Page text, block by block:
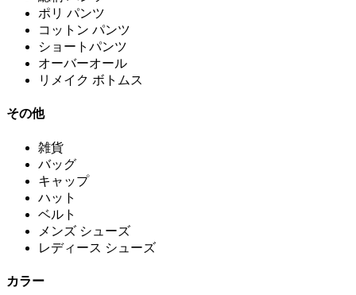
ポリ パンツ
コットン パンツ
ショートパンツ
オーバーオール
リメイク ボトムス
その他
雑貨
バッグ
キャップ
ハット
ベルト
メンズ シューズ
レディース シューズ
カラー